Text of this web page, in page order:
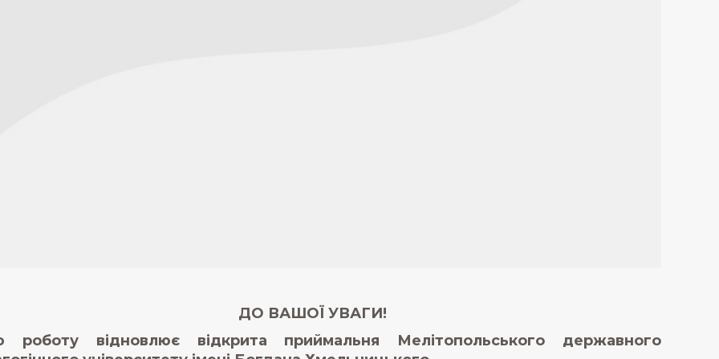
ДО ВАШОЇ УВАГИ!
роботу відновлює відкрита приймальня Мелітопольського державного